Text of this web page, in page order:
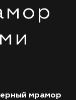
мрамор